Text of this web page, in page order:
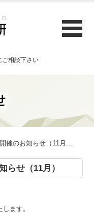
ご相談下さい
催のお知らせ（11月...
らせ（11月）
ます。